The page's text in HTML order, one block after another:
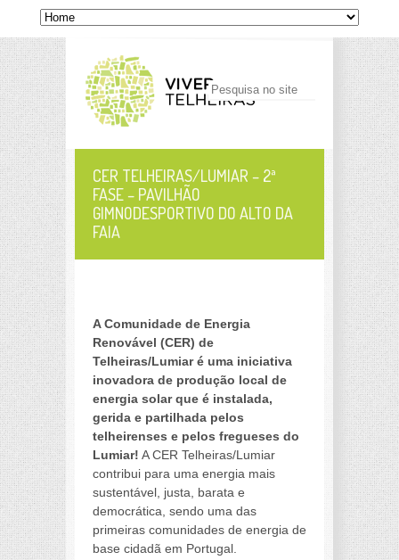
CER TELHEIRAS/LUMIAR – 2ª
FASE – PAVILHÃO
GIMNODESPORTIVO DO ALTO DA
FAIA
A Comunidade de Energia
Renovável (CER) de
Telheiras/Lumiar é uma iniciativa
inovadora de produção local de
energia solar que é instalada,
gerida e partilhada pelos
telheirenses e pelos fregueses do
Lumiar! A CER Telheiras/Lumiar
contribui para uma energia mais
sustentável, justa, barata e
democrática, sendo uma das
primeiras comunidades de energia de
base cidadã em Portugal.